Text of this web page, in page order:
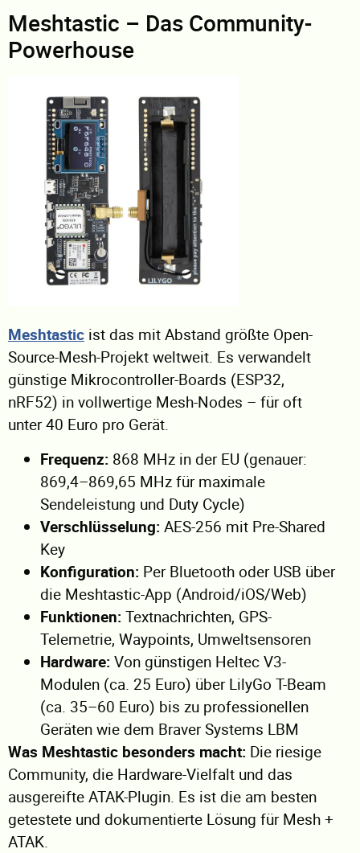
Meshtastic – Das Community-
Powerhouse
Meshtastic ist das mit Abstand größte Open-
Source-Mesh-Projekt weltweit. Es verwandelt
günstige Mikrocontroller-Boards (ESP32,
nRF52) in vollwertige Mesh-Nodes – für oft
unter 40 Euro pro Gerät.
Frequenz: 868 MHz in der EU (genauer:
869,4–869,65 MHz für maximale
Sendeleistung und Duty Cycle)
Verschlüsselung: AES-256 mit Pre-Shared
Key
Konfiguration: Per Bluetooth oder USB über
die Meshtastic-App (Android/iOS/Web)
Funktionen: Textnachrichten, GPS-
Telemetrie, Waypoints, Umweltsensoren
Hardware: Von günstigen Heltec V3-
Modulen (ca. 25 Euro) über LilyGo T-Beam
(ca. 35–60 Euro) bis zu professionellen
Geräten wie dem Braver Systems LBM
Was Meshtastic besonders macht: Die riesige
Community, die Hardware-Vielfalt und das
ausgereifte ATAK-Plugin. Es ist die am besten
getestete und dokumentierte Lösung für Mesh +
ATAK.